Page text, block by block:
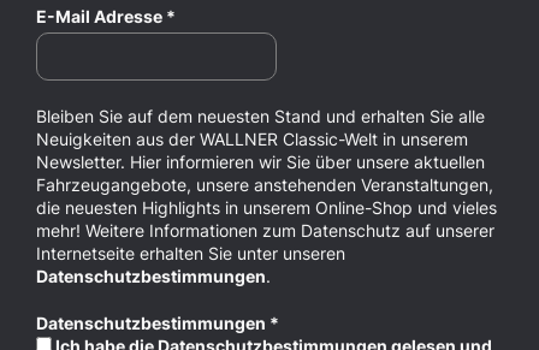
E-Mail Adresse *
Bleiben Sie auf dem neuesten Stand und erhalten Sie alle
Neuigkeiten aus der WALLNER Classic-Welt in unserem
Newsletter. Hier informieren wir Sie über unsere aktuellen
Fahrzeugangebote, unsere anstehenden Veranstaltungen,
die neuesten Highlights in unserem Online-Shop und vieles
mehr! Weitere Informationen zum Datenschutz auf unserer
Internetseite erhalten Sie unter unseren
Datenschutzbestimmungen.
Datenschutzbestimmungen *
Ich habe die Datenschutzbestimmungen gelesen und